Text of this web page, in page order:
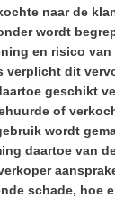
naar de
wordt
en risico
dit
geschikt
of
wordt
daartoe van
schade, hoe